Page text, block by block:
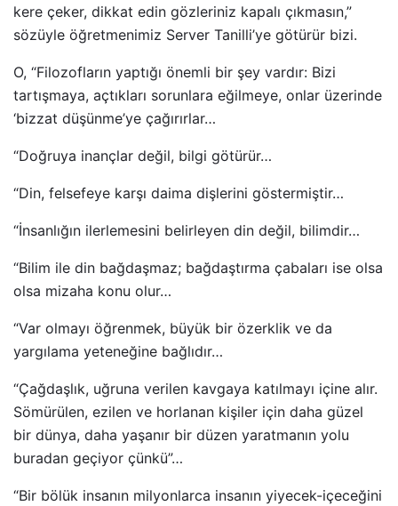
kere çeker, dikkat edin gözleriniz kapalı çıkmasın,”
sözüyle öğretmenimiz Server Tanilli’ye götürür bizi.
O, “Filozofların yaptığı önemli bir şey vardır: Bizi
tartışmaya, açtıkları sorunlara eğilmeye, onlar üzerinde
‘bizzat düşünme’ye çağırırlar…
“Doğruya inançlar değil, bilgi götürür…
“Din, felsefeye karşı daima dişlerini göstermiştir…
“İnsanlığın ilerlemesini belirleyen din değil, bilimdir…
“Bilim ile din bağdaşmaz; bağdaştırma çabaları ise olsa
olsa mizaha konu olur…
“Var olmayı öğrenmek, büyük bir özerklik ve da
yargılama yeteneğine bağlıdır…
“Çağdaşlık, uğruna verilen kavgaya katılmayı içine alır.
Sömürülen, ezilen ve horlanan kişiler için daha güzel
bir dünya, daha yaşanır bir düzen yaratmanın yolu
buradan geçiyor çünkü”…
“Bir bölük insanın milyonlarca insanın yiyecek-içeceğini